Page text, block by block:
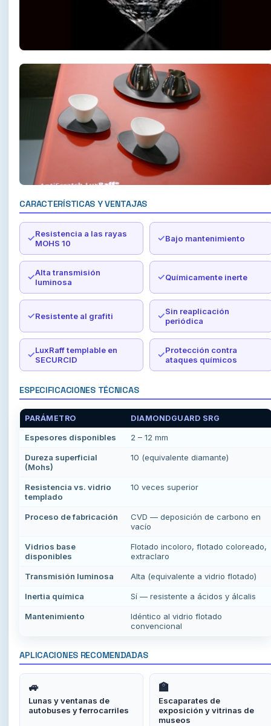
CARACTERÍSTICAS Y VENTAJAS
Resistencia a las rayas
MOHS 10
Bajo mantenimiento
Alta transmisión
luminosa
Químicamente inerte
Resistente al grafiti
Sin reaplicación
periódica
LuxRaff templable en
SECURCID
Protección contra
ataques químicos
ESPECIFICACIONES TÉCNICAS
PARÁMETRO DIAMONDGUARD SRG
Espesores disponibles 2 – 12 mm
Dureza superficial
(Mohs)
10 (equivalente diamante)
Resistencia vs. vidrio
templado
10 veces superior
Proceso de fabricación
CVD — deposición de carbono en
vacío
Vidrios base
disponibles
Flotado incoloro, flotado coloreado,
extraclaro
Transmisión luminosa Alta (equivalente a vidrio flotado)
Inertia química Sí — resistente a ácidos y álcalis
Mantenimiento
Idéntico al vidrio flotado
convencional
APLICACIONES RECOMENDADAS
🚙
Lunas y ventanas de
autobuses y ferrocarriles
🏫
Escaparates de
exposición y vitrinas de
museos